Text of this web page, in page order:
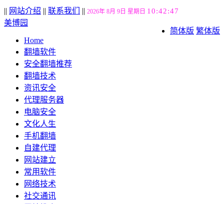
|| 网站介绍 || 联系我们 || 2026年 8月 9日 星期日 10:42:47
简体版 繁体版
美博园
Home
翻墙软件
安全翻墙推荐
翻墙技术
资讯安全
代理服务器
电脑安全
文化人生
手机翻墙
自建代理
网站建立
常用软件
网络技术
社交通讯